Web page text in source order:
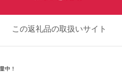
この返礼品の取扱いサイト
中！